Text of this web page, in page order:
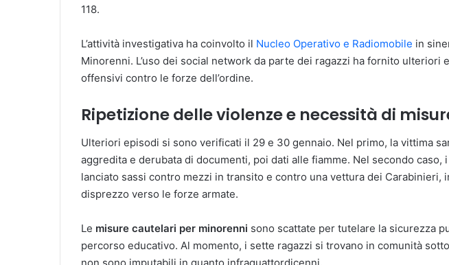
118.
L’attività investigativa ha coinvolto il Nucleo Operativo e Radiomobile in
Minorenni. L’uso dei social network da parte dei ragazzi ha fornito ulteriori
offensivi contro le forze dell’ordine.
Ripetizione delle violenze e necessità di
Ulteriori episodi si sono verificati il 29 e 30 gennaio. Nel primo, la vittima
aggredita e derubata di documenti, poi dati alle fiamme. Nel secondo caso,
lanciato sassi contro mezzi in transito e contro una vettura dei Carabinieri,
disprezzo verso le forze armate.
Le misure cautelari per minorenni sono scattate per tutelare la sicurezza
percorso educativo. Al momento, i sette ragazzi si trovano in comunità
non sono imputabili in quanto infraquattordicenni.